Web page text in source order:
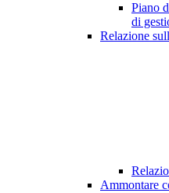
Piano
di
Relazione
Ammontare